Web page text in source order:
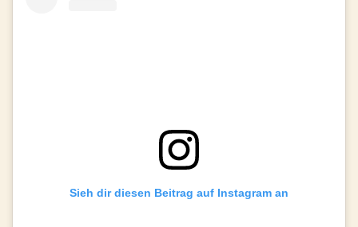
Sieh dir diesen Beitrag auf Instagram an